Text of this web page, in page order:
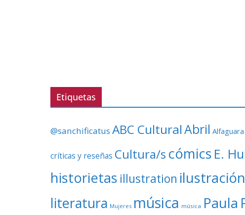
Etiquetas
@sanchificatus ABC CulturalAbril Alfaguara
críticas y reseñas Cultura/s cómics E.
historietas illustration ilustración
literatura Mujeres música música Paula